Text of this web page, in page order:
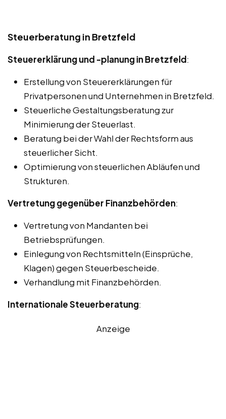
Steuerberatung in Bretzfeld
Steuererklärung und -planung in Bretzfeld:
Erstellung von Steuererklärungen für
Privatpersonen und Unternehmen in Bretzfeld.
Steuerliche Gestaltungsberatung zur
Minimierung der Steuerlast.
Beratung bei der Wahl der Rechtsform aus
steuerlicher Sicht.
Optimierung von steuerlichen Abläufen und
Strukturen.
Vertretung gegenüber Finanzbehörden:
Vertretung von Mandanten bei
Betriebsprüfungen.
Einlegung von Rechtsmitteln (Einsprüche,
Klagen) gegen Steuerbescheide.
Verhandlung mit Finanzbehörden.
Internationale Steuerberatung:
Anzeige